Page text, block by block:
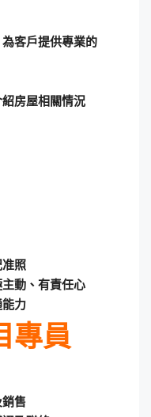
客戶提供專業的
房屋相關情況
照
動、有責任心
力
專員
售